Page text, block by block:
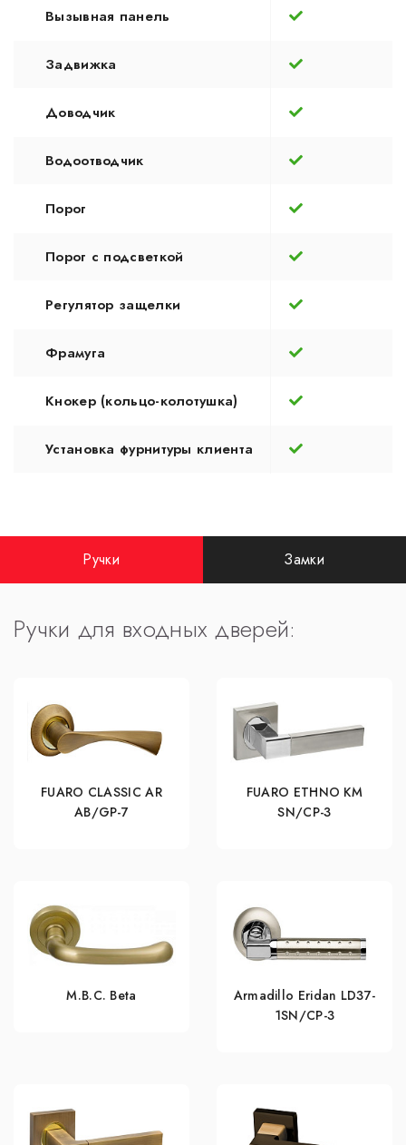
Вызывная панель
Задвижка
Доводчик
Водоотводчик
Порог
Порог с подсветкой
Регулятор защелки
Фрамуга
Кнокер (кольцо-колотушка)
Установка фурнитуры клиента
Ручки Замки
Ручки для входных дверей:
FUARO CLASSIC AR
AB/GP-7
FUARO ETHNO KM
SN/CP-3
M.B.C. Beta
Armadillo Eridan LD37-
1SN/CP-3